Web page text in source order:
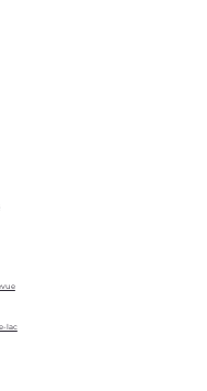
lac